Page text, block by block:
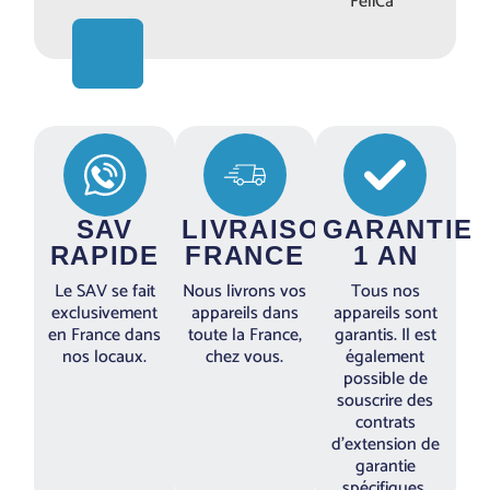
SAV
RAPIDE
Le SAV se fait
exclusivement
en France dans
nos locaux.
LIVRAISON
FRANCE
Nous livrons vos
appareils dans
toute la France,
chez vous.
GARANTIE
1 AN
Tous nos
appareils sont
garantis. Il est
également
possible de
souscrire des
contrats
d’extension de
garantie